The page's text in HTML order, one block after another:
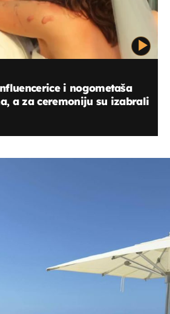
i nogometaša
a za ceremoniju su izabrali